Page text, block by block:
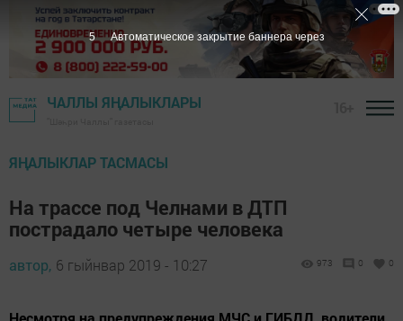
ЧАЛЛЫ ЯҢАЛЫКЛАРЫ
ЯҢАЛЫКЛАР ТАСМАСЫ
На трассе под Челнами в ДТП
пострадало четыре человека
автор, 6 гыйнвар 2019 - 10:27 973 0 0
4 Автоматическое закрытие баннера через